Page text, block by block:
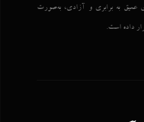
عمیق به برابری و آزادی، به‌صورت
داده است.